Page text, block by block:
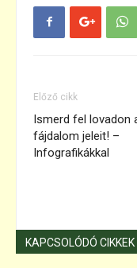
Előző cikk
Ismerd fel lovadon
fájdalom jeleit! –
Infografikákkal
KAPCSOLÓDÓ CIKKEK